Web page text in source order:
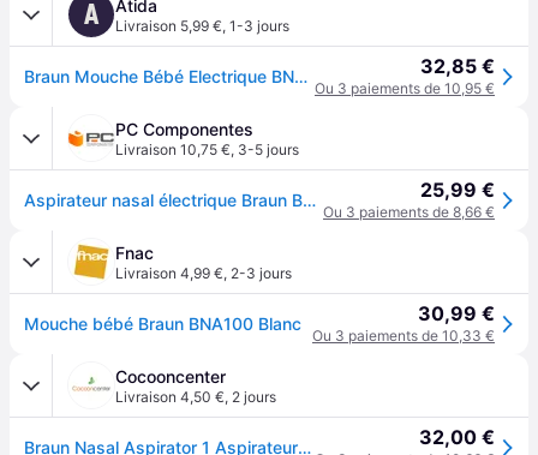
A Atida
Livraison 5,99 €, 1-3 jours
Braun Mouche Bébé Electrique BNA 100 32,85 €
Ou 3 paiements de 10,95 €
PC Componentes
Livraison 10,75 €, 3-5 jours
Aspirateur nasal électrique Braun BNA 100 blanc 25,99 €
Ou 3 paiements de 8,66 €
Fnac
Livraison 4,99 €, 2-3 jours
Mouche bébé Braun BNA100 Blanc 30,99 €
Ou 3 paiements de 10,33 €
Cocooncenter
Livraison 4,50 €, 2 jours
Braun Nasal Aspirator 1 Aspirateur Nasal BNA100 - Boîte 1 aspirateur nasal 32,00 €